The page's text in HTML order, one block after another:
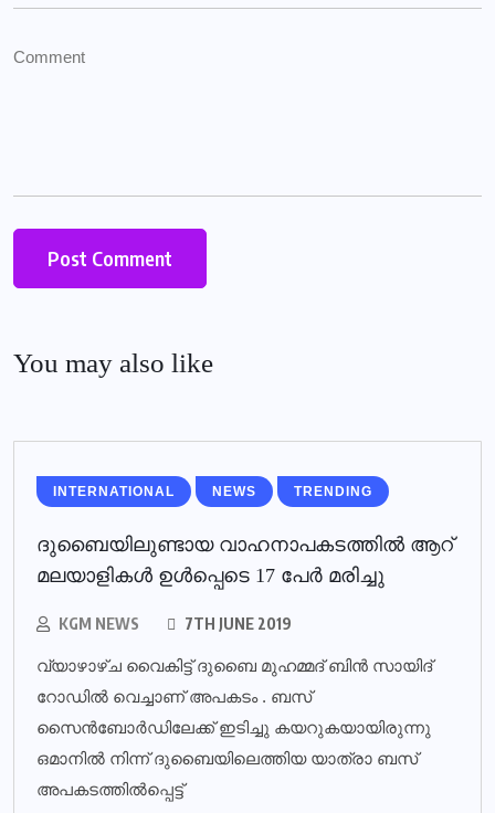
You may also like
INTERNATIONAL NEWS TRENDING
ദുബൈയിലുണ്ടായ വാഹനാപകടത്തില്‍ ആറ്
മലയാളികള്‍ ഉള്‍പ്പെടെ 17 പേര്‍ മരിച്ചു
KGM NEWS 7TH JUNE 2019
വ്യാഴാഴ്ച വൈകിട്ട് ദുബൈ മുഹമ്മദ് ബിൻ സായിദ്
റോഡിൽ വെച്ചാണ് അപകടം . ബസ്
സൈൻബോർഡിലേക്ക് ഇടിച്ചു കയറുകയായിരുന്നു
ഒമാനിൽ നിന്ന് ദുബൈയിലെത്തിയ യാത്രാ ബസ്
അപകടത്തിൽപ്പെട്ട്